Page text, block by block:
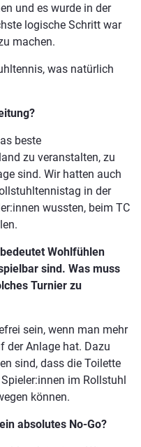
und es wurde in der
logische Schritt war
machen.
was natürlich
beste
zu veranstalten, zu
sind. Wir hatten auch
in der
wussten, beim TC
Wohlfühlen
sind. Was muss
Turnier zu
sein, wenn man mehr
der Anlage hat. Dazu
sind, dass die Toilette
im Rollstuhl
können.
absolutes No-Go?